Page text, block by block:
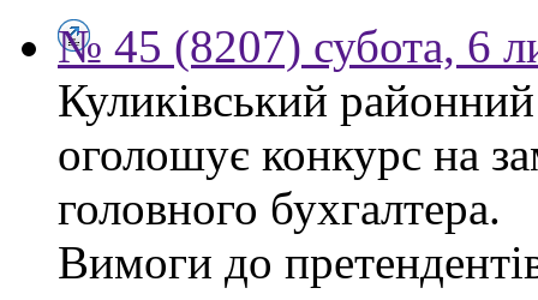
№ 45 (8207) субота, 6
Куликівський районний
оголошує конкурс на
головного бухгалтера.
Вимоги до